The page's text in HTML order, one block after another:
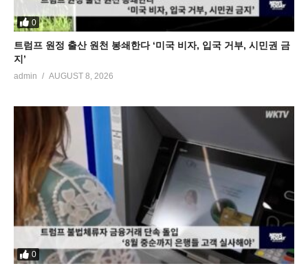
0
트럼프 원정 출산 원천 봉쇄한다 ‘미국 비자, 입국 거부, 시민권 금
지’
admin AUGUST 8, 2026
0